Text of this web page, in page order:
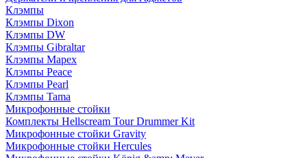
Клэмпы
Клэмпы Dixon
Клэмпы DW
Клэмпы Gibraltar
Клэмпы Mapex
Клэмпы Peace
Клэмпы Pearl
Клэмпы Tama
Микрофонные стойки
Комплекты Hellscream Tour Drummer Kit
Микрофонные стойки Gravity
Микрофонные стойки Hercules